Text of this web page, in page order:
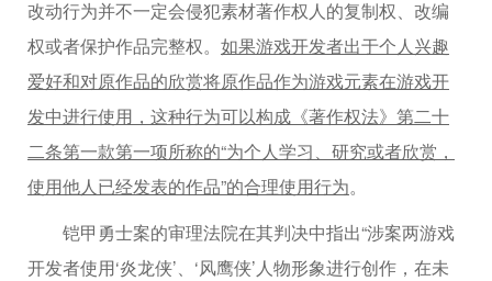
改动行为并不一定会侵犯素材著作权人的复制权、改编
权或者保护作品完整权。 如果游戏开发者出于个人兴趣
爱好和对原作品的欣赏将原作品作为游戏元素在游戏开
发中进行使用，这种行为可以构成《著作权法》第二十
二条第一款第一项所称的“为个人学习、研究或者欣赏，
使用他人已经发表的作品”的合理使用行为。
铠甲勇士案的审理法院在其判决中指出“涉案两游戏
开发者使用‘炎龙侠’、‘风鹰侠’人物形象进行创作，在未